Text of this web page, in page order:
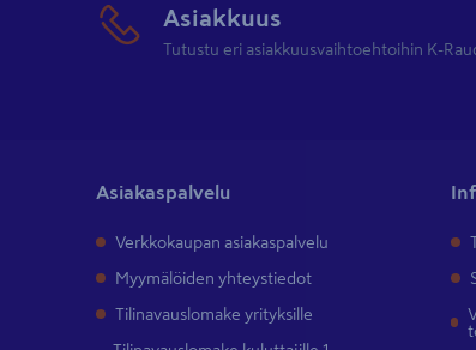
Asiakkuus
Tutustu eri asiakkuusvaihtoehtoihin K-
Asiakaspalvelu
Verkkokaupan asiakaspalvelu
Myymälöiden yhteystiedot
Tilinavauslomake yrityksille